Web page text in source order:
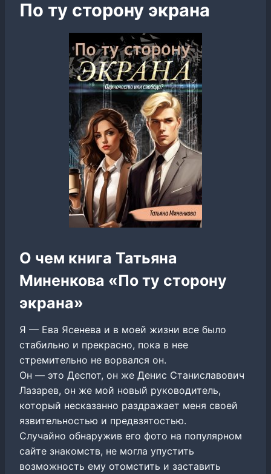
По ту сторону экрана
О чем книга Татьяна
Миненкова «По ту сторону
экрана»
Я — Ева Ясенева и в моей жизни все было
стабильно и прекрасно, пока в нее
стремительно не ворвался он.
Он — это Деспот, он же Денис Станиславович
Лазарев, он же мой новый руководитель,
который несказанно раздражает меня своей
язвительностью и предвзятостью.
Случайно обнаружив его фото на популярном
сайте знакомств, не могла упустить
возможность ему отомстить и заставить